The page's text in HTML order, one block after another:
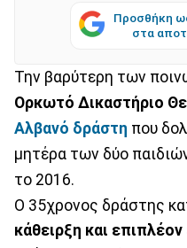
Προσθήκη
στα
Την βαρύτερη των
Ορκωτό Δικαστήριο
Αλβανό δράστη που
μητέρα των δύο
το 2016.
Ο 35χρονος δράστης
κάθειρξη και